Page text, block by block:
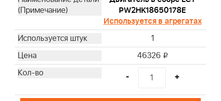
PW2HK18650178E
Используется в агрегатах
1
46326 i
- +